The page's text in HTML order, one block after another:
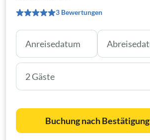
3 Bewertungen
2 Gäste
Buchung nach Bestätigung